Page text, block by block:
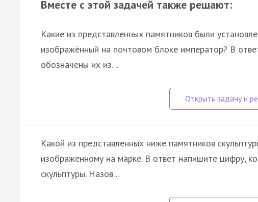
Вместе с этой задачей также решают:
Какие из представленных памятников были
изображённый на почтовом блоке император? В
обозначены их из…
Какой из представленных ниже памятников
изображенному на марке. В ответ напишите цифру,
скульптуры. Назов…